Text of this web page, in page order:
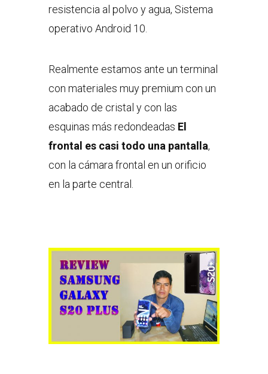
resistencia al polvo y agua, Sistema
operativo Android 10.
Realmente estamos ante un terminal
con materiales muy premium con un
acabado de cristal y con las
esquinas más redondeadas El
frontal es casi todo una pantalla,
con la cámara frontal en un orificio
en la parte central.